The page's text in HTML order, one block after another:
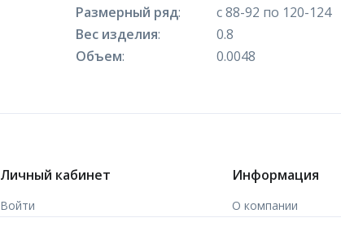
Размерный ряд:
с 88-92 по 120-124
Вес изделия:
0.8
Объем: 0.0048
Личный кабинет
Войти
Информация
О компании